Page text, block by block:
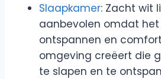
Slaapkamer: Zacht wit
aanbevolen omdat het
ontspannen en
omgeving creëert die
te slapen en te